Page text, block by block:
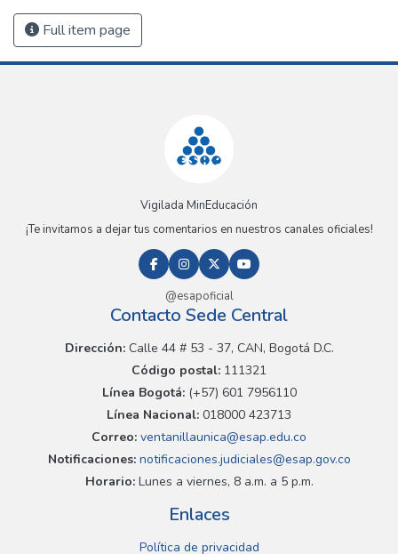
Full item page
Vigilada MinEducación
¡Te invitamos a dejar tus comentarios en nuestros canales oficiales!
@esapoficial
Contacto Sede Central
Dirección:Calle 44 # 53 - 37, CAN, Bogotá D.C.
Código postal: 111321
Línea Bogotá:(+57) 601 7956110
Línea Nacional: 018000 423713
Correo: ventanillaunica@esap.edu.co
Notificaciones:notificaciones.judiciales@esap.gov.co
Horario:Lunes a viernes, 8 a.m. a 5 p.m.
Enlaces
Política de privacidad